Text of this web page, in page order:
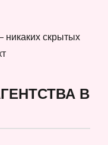
никаких скрытых
В